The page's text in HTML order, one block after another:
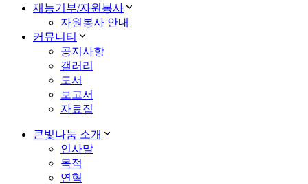
재능기부/자원봉사
자원봉사 안내
커뮤니티
공지사항
갤러리
도서
보고서
자료집
큰빛나눔 소개
인사말
목적
연혁